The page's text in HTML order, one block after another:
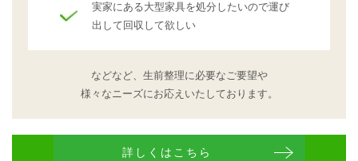
実家にある大型家具を処分したいので運び
出して回収して欲しい
などなど、生前整理に必要なご要望や
様々なニーズにお応えいたしております。
詳しくはこちら